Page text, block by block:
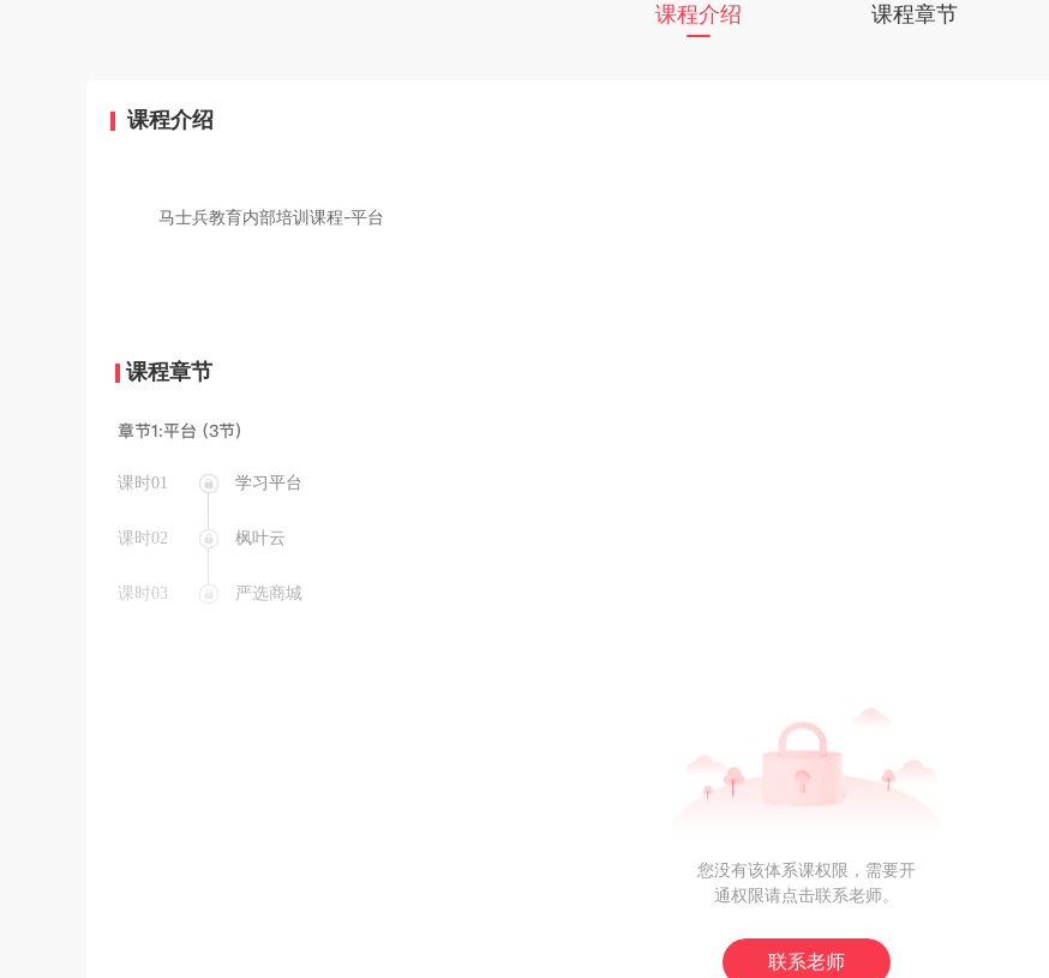
课程介绍 课程章节
课程介绍
马士兵教育内部培训课程-平台
课程章节
章节1:平台 (3节)
课时01 学习平台
课时02 枫叶云
课时03 严选商城
您没有该体系课权限，需要开
通权限请点击联系老师。
联系老师